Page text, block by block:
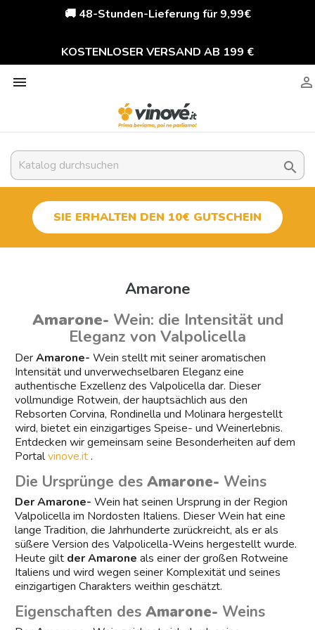
🚚 48-Stunden-Lieferung für 9,99€
KOSTENLOSER VERSAND AB 199 €
 

SIE ERHALTEN DEN 10€ GUTSCHEIN
Amarone
Amarone- Wein: die Intensität und
Eleganz von Valpolicella
DerAmarone- Wein stellt mit seiner aromatischen
Intensität und unverwechselbaren Eleganz eine
authentische Exzellenz des Valpolicella dar. Dieser
vollmundige Rotwein, der hauptsächlich aus den
Rebsorten Corvina, Rondinella und Molinara hergestellt
wird, bietet ein einzigartiges Speise- und Weinerlebnis.
Entdecken wir gemeinsam seine Besonderheiten auf dem
Portalvinove.it.
Die Ursprünge des Amarone- Weins
Der Amarone- Wein hat seinen Ursprung in der Region
Valpolicella im Nordosten Italiens. Dieser Wein hat eine
lange Tradition, die Jahrhunderte zurückreicht, als er als
süßere Version des Valpolicella-Weins hergestellt wurde.
Heute gilt der Amarone als einer der großen Rotweine
Italiens und wird wegen seiner Komplexität und seines
einzigartigen Charakters weithin geschätzt.
Eigenschaften des Amarone- Weins